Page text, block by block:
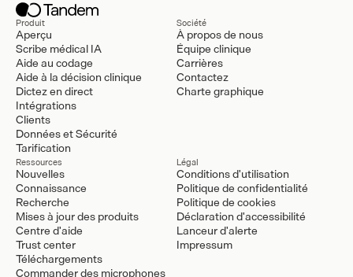
Produit
Aperçu
Scribe médical IA
Aide au codage
Aide à la décision clinique
Dictez en direct
Intégrations
Clients
Données et Sécurité
Tarification
Société
À propos de nous
Équipe clinique
Carrières
Contactez
Charte graphique
Ressources
Nouvelles
Connaissance
Recherche
Mises à jour des produits
Centre d'aide
Trust center
Téléchargements
Commander des microphones
Légal
Conditions d'utilisation
Politique de confidentialité
Politique de cookies
Déclaration d'accessibilité
Lanceur d'alerte
Impressum